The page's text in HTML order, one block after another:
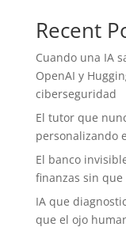
Recent
Cuando una IA
OpenAI y
ciberseguridad
El tutor que
personalizando
El banco
finanzas sin
IA que
que el ojo